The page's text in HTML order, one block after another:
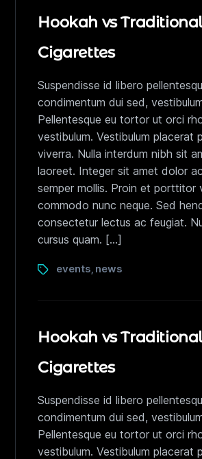
Hookah vs
Cigarettes
Suspendisse id libero
condimentum dui sed,
Pellentesque eu tortor ut orci
vestibulum. Vestibulum placerat
viverra. Nulla interdum nibh sit
laoreet. Integer sit amet dolor
semper mollis. Proin et porttitor
commodo nunc neque. Sed
consectetur lectus ac feugiat.
cursus quam. […]
events news
Hookah vs
Cigarettes
Suspendisse id libero
condimentum dui sed,
Pellentesque eu tortor ut orci
vestibulum. Vestibulum placerat